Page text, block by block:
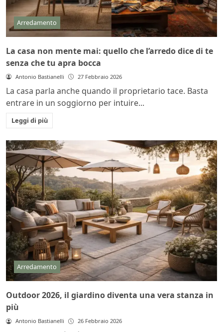
Arredamento
La casa non mente mai: quello che l’arredo dice di te
senza che tu apra bocca
Antonio Bastianelli 27 Febbraio 2026
La casa parla anche quando il proprietario tace. Basta
entrare in un soggiorno per intuire...
Leggi di più
Arredamento
Outdoor 2026, il giardino diventa una vera stanza in
più
Antonio Bastianelli 26 Febbraio 2026